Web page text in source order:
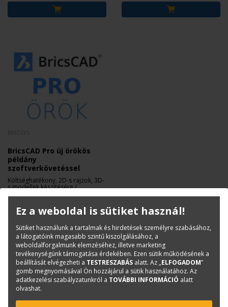
BricsCAD Pro új örökös
példány
szoftverkövetéssel
Költséghatékony, 2D-s rajzok, 3D-
s modellek készítésére /
574 560 Ft+ Áfa
KAPCSOLAT ONLINE SHOP RENDEZVÉNYEK
Ez a weboldal is sütiket használ!
Sütiket használunk a tartalmak és hirdetések személyre szabásához,
a látogatóink magasabb szintű kiszolgálásához, a
weboldalforgalmunk elemzéséhez, illetve marketing
tevékenységünk támogatása érdekében. Ezen sütik működésének a
beállítását elvégezheti a TESTRESZABÁS alatt. Az „ELFOGADOM”
gomb megnyomásával Ön hozzájárul a sütik használatához. Az
adatkezelési szabályzatunkról a TOVÁBBI INFORMÁCIÓ alatt
olvashat.